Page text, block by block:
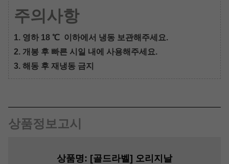
주의사항
1. 영하 18 ℃ 이하에서 냉동 보관해주세요.
2. 개봉 후 빠른 시일 내에 사용해주세요.
3. 해동 후 재냉동 금지
상품정보고시
상품명: [골드라벨] 오리지날